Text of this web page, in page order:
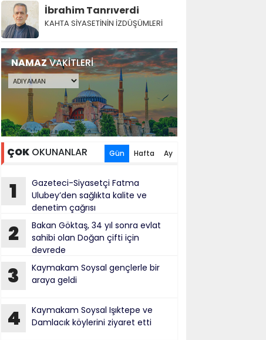
İbrahim Tanrıverdi
KAHTA SİYASETİNİN İZDÜŞÜMLERİ
NAMAZVAKİTLERİ
ÇOKOKUNANLAR Gün Hafta Ay
1
Gazeteci-Siyasetçi Fatma
Ulubey’den sağlıkta kalite ve
denetim çağrısı
2
Bakan Göktaş, 34 yıl sonra evlat
sahibi olan Doğan çifti için
devrede
3
Kaymakam Soysal gençlerle bir
araya geldi
4
Kaymakam Soysal Işıktepe ve
Damlacık köylerini ziyaret etti